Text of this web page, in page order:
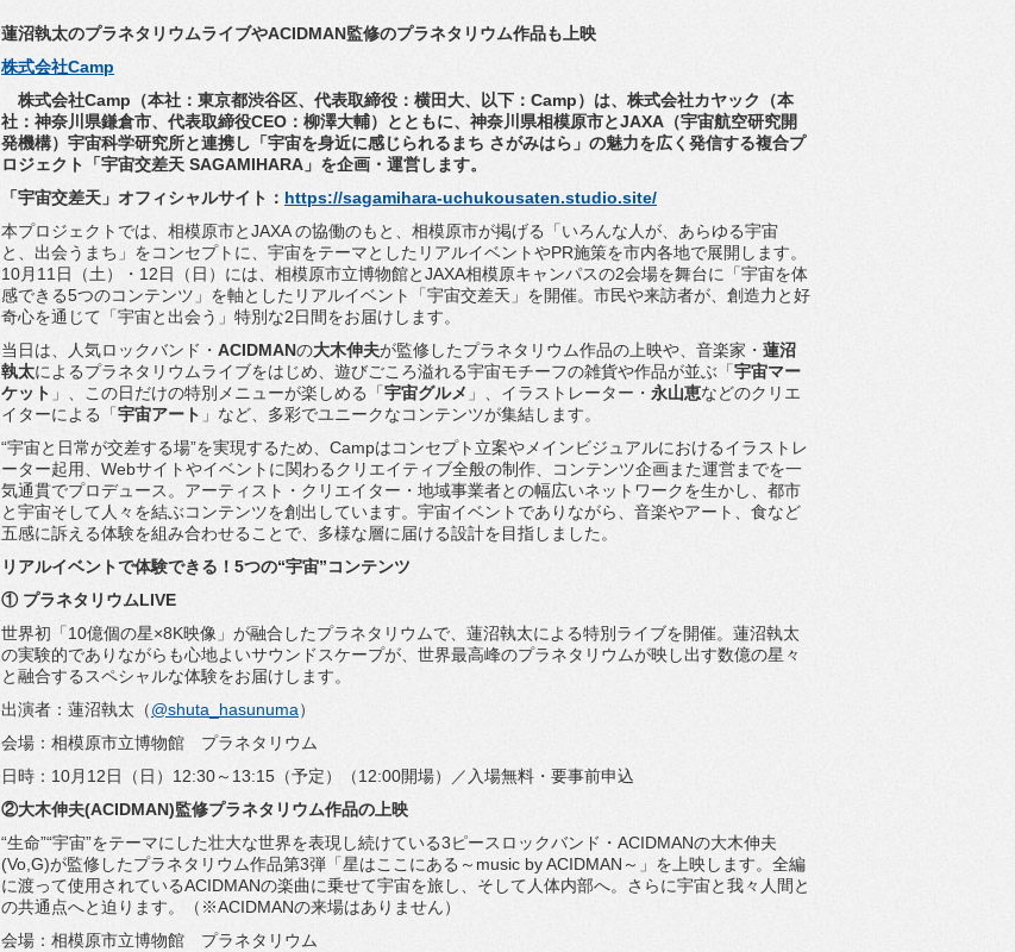
蓮沼執太のプラネタリウムライブやACIDMAN監修のプラネタ リウム作品も上映
株式会社Camp
株式会社Camp（本社：東京都渋谷区、代表取締役：横田大、
以下：Camp）は、株式会社カヤック（本
社：神奈川県鎌倉市、 代表取締役CEO：柳澤大輔）とともに、 神奈川県相模原市とJAXA（宇宙航空研究開
発機構） 宇宙科学研究所と連携し「宇宙を身近に感じられるまち さがみはら」の魅力を広く発信する複合プ
ロジェクト「宇宙交差天 SAGAMIHARA」を企画・運営します。
「宇宙交差天」オフィシャルサイト： https://sagamihara-uchukousaten.studio.site/
本プロジェクトでは、相模原市とJAXA の協働のもと、相模原市が掲げる「いろんな人が、 あらゆる宇宙
と、出会うまち」をコンセプトに、 宇宙をテーマとしたリアルイベントやPR施策を市内各地で展開し ます。
10月11日（土）・12日（日）には、 相模原市立博物館とJAXA相模原キャンパスの2会場を舞台に「宇宙を体
感できる5つのコンテンツ」を軸としたリアルイベント「宇宙交差天」を開催。市民や来訪者が、創造力と好
奇心を通じて「宇宙と出会う」特別な2日間をお届けします。
当日は、人気ロックバンド・ ACIDMANの大木伸夫が監修したプラネタリウム作品の上映や、音楽家・ 蓮沼
執太によるプラネタリ ウムライブをはじめ、 遊びごころ溢れる宇宙モチーフの雑貨や作品が並ぶ「宇宙マー
ケッ ト 」、この日だけの特別メニューが楽しめる「宇宙グルメ 」、 イラストレーター・ 永山恵などのクリエ
イターによる「宇宙アート 」など、多彩でユニークなコンテンツが集結します。
“宇宙と日常が交差する場”を実現するため、 Campはコンセプト立案やメインビジュアルにおけるイラストレ
ーター起用、 Webサイトやイベントに関わるクリエイティブ全般の制作、
コンテンツ企画また運営までを一
気通貫でプロデュース。 アーティスト・クリエイター・ 地域事業者との幅広いネットワークを生かし、 都市
と宇宙そして人々を結ぶコンテンツを創出しています。 宇宙イベントでありながら、音楽やアート、 食など
五感に訴える体験を組み合わせることで、 多様な層に届ける設計を目指しました。
リアルイベントで体験できる！5つの“宇宙”コンテンツ
① プラネタリウムLIVE
世界初「10億個の星×8K映像」が融合したプラネタリウムで、 蓮沼執太による特別ライブを開催。 蓮沼執太
の実験的でありながらも心地よいサウンドスケープが、 世界最高峰のプラネタリウムが映し出す数億の星々
と融合するスペシャルな体験をお届けします。
出演者：蓮沼執太（@shuta_hasunuma）
会場：相模原市立博物館 プラネタリウム
日時：10月12日（日）12:30～13:15（予定）（12:00開場）／入場無料・要事前申込
②大木伸夫(ACIDMAN)監修プラネタリウム作品の上映
“生命”“宇宙”をテーマにした壮大な世界を表現し続けている3ピースロックバン ド・ACIDMANの大木伸夫
(Vo,G)が監修したプラネタリウム作品第3弾「星はここにある～ music by ACIDMAN～」を上映します。 全編
に渡って使用されているACIDMANの楽曲に乗せて宇宙を旅し、そして人体内部へ。 さらに宇宙と我々人間と
の共通点へと迫ります。（※ACIDMANの来場はありません）
会場：相模原市立博物館 プラネタリウム